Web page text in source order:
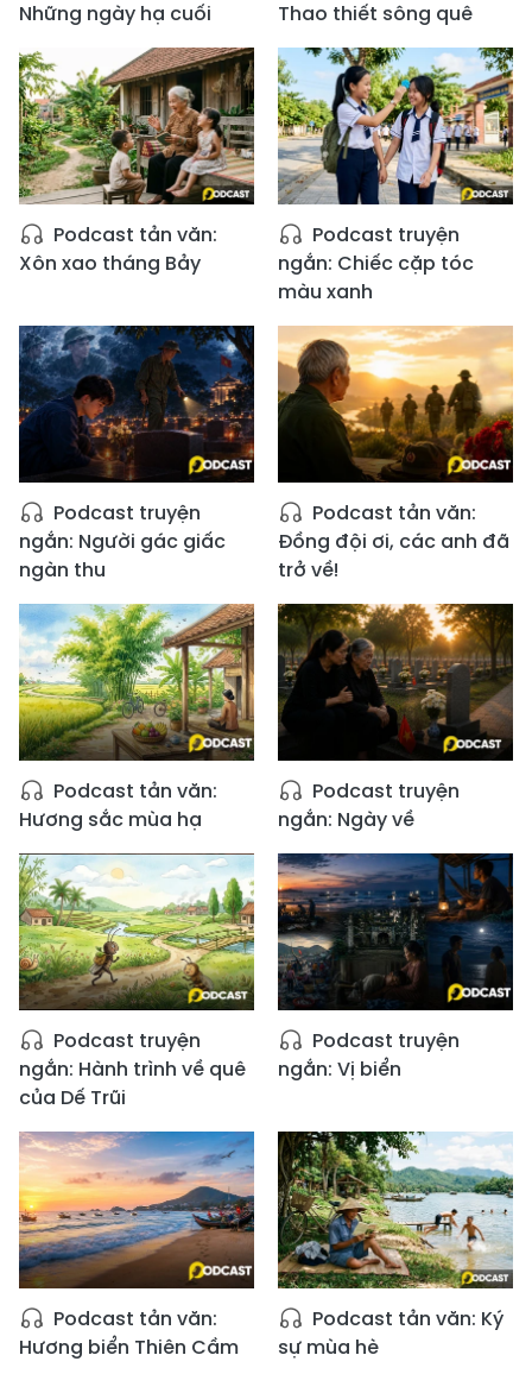
Những ngày hạ cuối Thao thiết sông quê
Podcast tản văn:
Xôn xao tháng Bảy
Podcast truyện
ngắn: Chiếc cặp tóc
màu xanh
Podcast truyện
ngắn: Người gác giấc
ngàn thu
Podcast tản văn:
Đồng đội ơi, các anh đã
trở về!
Podcast tản văn:
Hương sắc mùa hạ
Podcast truyện
ngắn: Ngày về
Podcast truyện
ngắn: Hành trình về quê
của Dế Trũi
Podcast truyện
ngắn: Vị biển
Podcast tản văn:
Hương biển Thiên Cầm
Podcast tản văn: Ký
sự mùa hè